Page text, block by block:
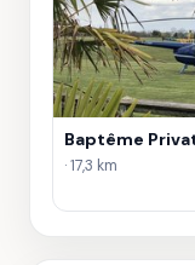
Baptême
· 17,3 km